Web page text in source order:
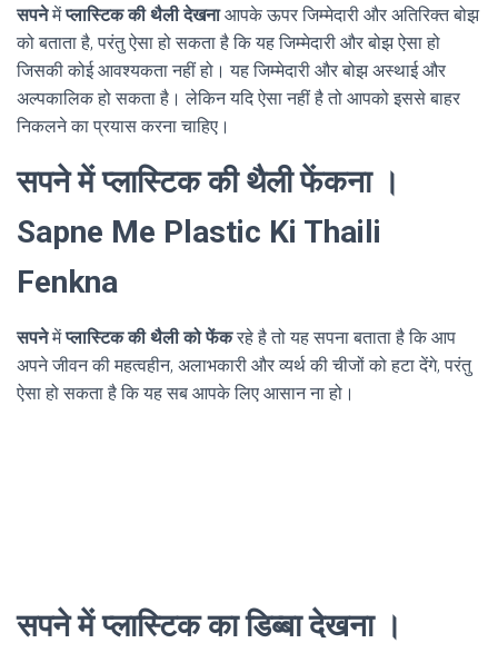
सपनेमेंप्लास्टिक की थैली देखनाआपके ऊपर जिम्मेदारी और अतिरिक्त बोझ
को बताता है, परंतु ऐसा हो सकता है कि यह जिम्मेदारी और बोझ ऐसा हो
जिसकी कोई आवश्यकता नहीं हो। यह जिम्मेदारी और बोझ अस्थाई और
अल्पकालिक हो सकता है। लेकिन यदि ऐसा नहीं है तो आपको इससे बाहर
निकलने का प्रयास करना चाहिए।
सपने में प्लास्टिक की थैली फेंकना ।
Sapne Me Plastic Ki Thaili
Fenkna
सपनेमेंप्लास्टिक की थैली को फेंकरहे है तो यह सपना बताता है कि आप
अपने जीवन की महत्वहीन, अलाभकारी और व्यर्थ की चीजों को हटा देंगे, परंतु
ऐसा हो सकता है कि यह सब आपके लिए आसान ना हो।
सपने में प्लास्टिक का डिब्बा देखना ।